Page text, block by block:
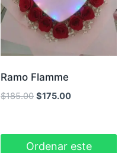
Ramo Flamme
$185.00 El
era:
$185.00.
$175.00El
es:
$175.00.
Ordenar este